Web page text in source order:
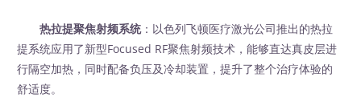
热拉提聚焦射频系统：以色列飞顿医疗激光公司推出的热拉
提系统应用了新型Focused RF聚焦射频技术，能够直达真皮层进
行隔空加热，同时配备负压及冷却装置，提升了整个治疗体验的
舒适度。